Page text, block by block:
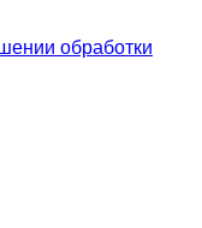
обработки